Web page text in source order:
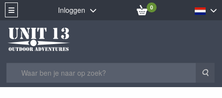
Inloggen 0